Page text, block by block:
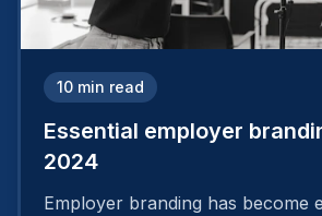
10 min read
Essential employer
2024
Employer branding has become